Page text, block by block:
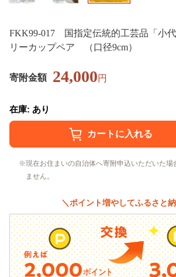
FKK99-017 国指定伝統的工芸品「小
リーカップペア （口径9cm）
寄附金額 24,000円
在庫: あり
現在お住まいの自治体へ寄附申込いただいた場
ません。
＼ポイント増やしてふるさと